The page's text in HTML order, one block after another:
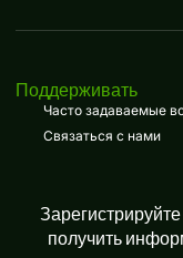
Поддерживать
Часто задаваемые
Связаться с нами
получить